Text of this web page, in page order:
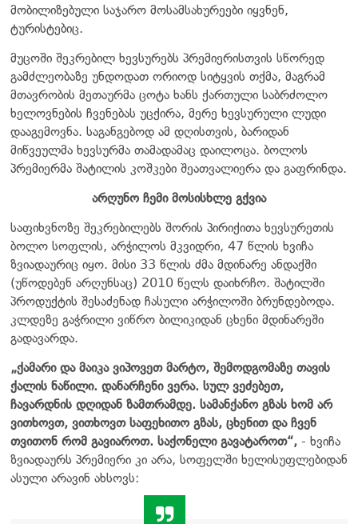
მობილიზებული საჯარო მოსამსახურეები იყვნენ,
ტურისტებიც.
მუცოში შეკრებილ ხევსურებს პრემიერისთვის სწორედ
გამძლეობაზე უნდოდათ ორიოდ სიტყვის თქმა, მაგრამ
მთავრობის მეთაურმა ცოტა ხანს ქართული საბრძოლო
ხელოვნების ჩვენებას უცქირა, მერე ხევსურული ლუდი
დააგემოვნა. საგანგებოდ ამ დღისთვის, ბარიდან
მიწვეულმა ხევსურმა თამადამაც დაილოცა. ბოლოს
პრემიერმა შატილის კოშკები შეათვალიერა და გაფრინდა.
არღუნო ჩემი მოსისხლე გქვია
საფიხვნოზე შეკრებილებს შორის პირიქითა ხევსურეთის
ბოლო სოფლის, არჭილოს მკვიდრი, 47 წლის ხვიჩა
ზვიადაურიც იყო. მისი 33 წლის ძმა მდინარე ანდაქში
(უწოდებენ არღუნსაც) 2010 წელს დაიხრჩო. შატილში
პროდუქტის შესაძენად ჩასული არჭილოში ბრუნდებოდა.
კლდეზე გაჭრილი ვიწრო ბილიკიდან ცხენი მდინარეში
გადავარდა.
„ქამარი და მაიკა ვიპოვეთ მარტო, შემოდგომაზე თავის
ქალის ნაწილი. დანარჩენი ვერა. სულ ვეძებეთ,
ჩავარდნის დღიდან ზამთრამდე. სამანქანო გზას ხომ არ
ვითხოვთ, ვითხოვთ საფეხითო გზას, ცხენით და ჩვენ
თვითონ რომ გავიაროთ. საქონელი გავატაროთ“, - ხვიჩა
ზვიადაურს პრემიერი კი არა, სოფელში ხელისუფლებიდან
ასული არავინ ახსოვს: